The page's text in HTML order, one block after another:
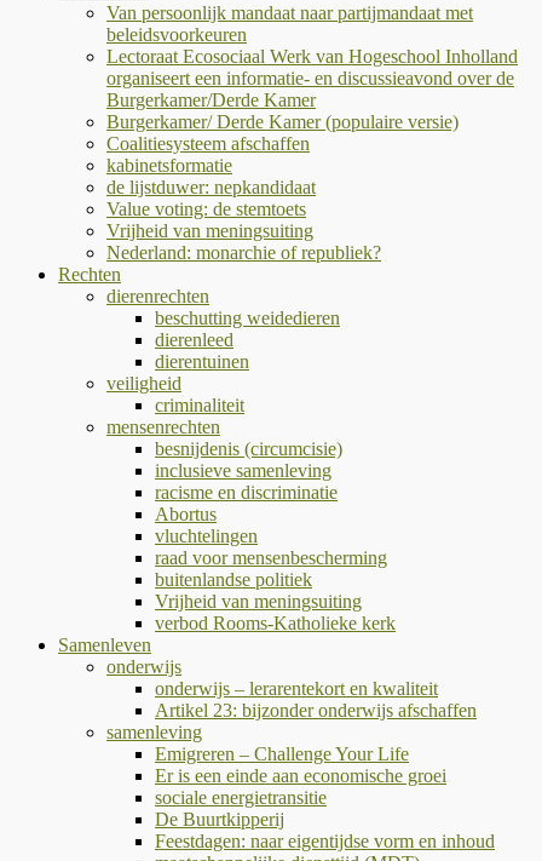
Van persoonlijk mandaat naar partijmandaat met
beleidsvoorkeuren
Lectoraat Ecosociaal Werk van Hogeschool Inholland
organiseert een informatie- en discussieavond over de
Burgerkamer/Derde Kamer
Burgerkamer/ Derde Kamer (populaire versie)
Coalitiesysteem afschaffen
kabinetsformatie
de lijstduwer: nepkandidaat
Value voting: de stemtoets
Vrijheid van meningsuiting
Nederland: monarchie of republiek?
Rechten
dierenrechten
beschutting weidedieren
dierenleed
dierentuinen
veiligheid
criminaliteit
mensenrechten
besnijdenis (circumcisie)
inclusieve samenleving
racisme en discriminatie
Abortus
vluchtelingen
raad voor mensenbescherming
buitenlandse politiek
Vrijheid van meningsuiting
verbod Rooms-Katholieke kerk
Samenleven
onderwijs
onderwijs – lerarentekort en kwaliteit
Artikel 23: bijzonder onderwijs afschaffen
samenleving
Emigreren – Challenge Your Life
Er is een einde aan economische groei
sociale energietransitie
De Buurtkipperij
Feestdagen: naar eigentijdse vorm en inhoud